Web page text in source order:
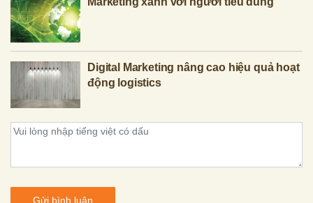
Digital Marketing nâng cao hiệu quả hoạt
động logistics
Gửi bình luận